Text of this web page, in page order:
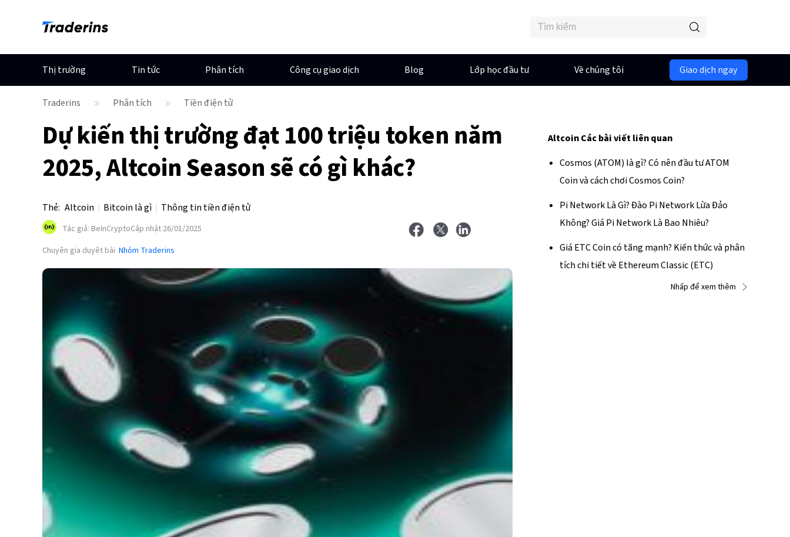
Thị trường Tin tức Phân tích Công cụ giao dịch Blog Lớp học đầu tư Về chúng tôi Giao dịch ngay
Traderins Phân tích Tiền điện tử
Dự kiến thị trường đạt 100 triệu token năm
2025, Altcoin Season sẽ có gì khác?
Thẻ: Altcoin Bitcoin là gì Thông tin tiền điện tử
Tác giả: BeInCryptoCập nhật 26/01/2025
Chuyên gia duyệt bài Nhóm Traderins
AltcoinCác bài viết liên quan
Cosmos (ATOM) là gì? Có nên đầu tư ATOM
Coin và cách chơi Cosmos Coin?
Pi Network Là Gì? Đào Pi Network Lừa Đảo
Không? Giá Pi Network Là Bao Nhiêu?
Giá ETC Coin có tăng mạnh? Kiến thức và phân
tích chi tiết về Ethereum Classic (ETC)
Nhấp để xem thêm